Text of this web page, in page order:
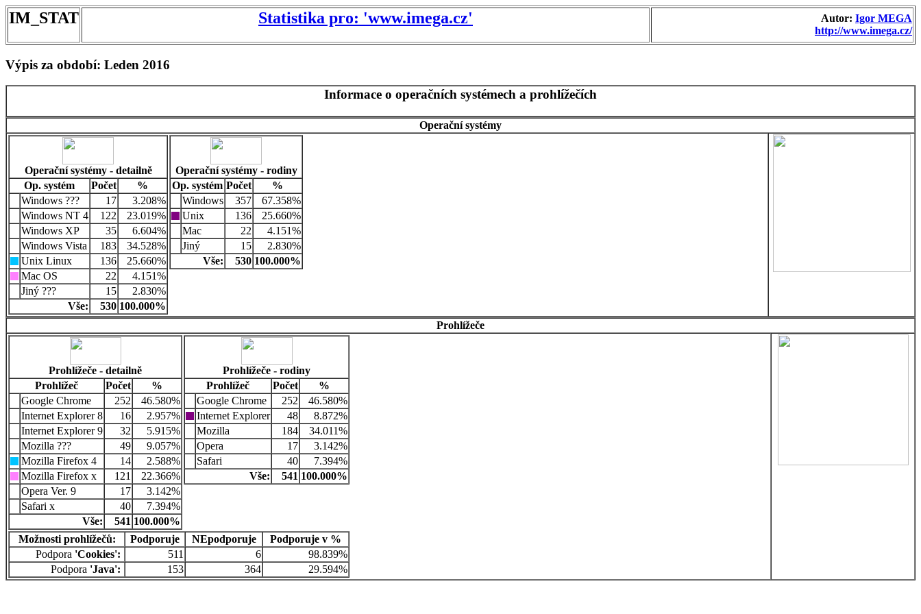
IM_STAT Statistika pro: 'www.imega.cz' Autor: Igor MEGA
http://www.imega.cz/
Výpis za období: Leden 2016
Informace o operačních systémech a prohlížečích
Operační systémy
Operační systémy - detailně
Op. systém
Počet
%
Windows ???
17
3.208%
Windows NT 4
122
23.019%
Windows XP
35
6.604%
Windows Vista
183
34.528%
Unix Linux
136
25.660%
Mac OS
22
4.151%
Jiný ???
15
2.830%
Vše:
530 100.000%
Operační systémy - rodiny
Op. systém Počet
%
Windows
357
67.358%
Unix
136
25.660%
Mac
22
4.151%
Jiný
15
2.830%
Vše:
530 100.000%
Prohlížeče
Prohlížeče - detailně
Prohlížeč
Počet
%
Google Chrome
252
46.580%
Internet Explorer 8
16
2.957%
Internet Explorer 9
32
5.915%
Mozilla ???
49
9.057%
Mozilla Firefox 4
14
2.588%
Mozilla Firefox x
121
22.366%
Opera Ver. 9
17
3.142%
Safari x
40
7.394%
Vše:
541 100.000%
Prohlížeče - rodiny
Prohlížeč
Počet
%
Google Chrome
252
46.580%
Internet Explorer
48
8.872%
Mozilla
184
34.011%
Opera
17
3.142%
Safari
40
7.394%
Vše:
541 100.000%
Možnosti prohlížečů: Podporuje NEpodporuje
Podporuje v %
Podpora 'Cookies': 511 6
98.839%
Podpora 'Java': 153 364 29.594%